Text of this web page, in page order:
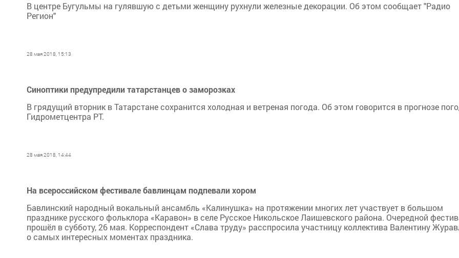
В центре Бугульмы на гулявшую с детьми женщину рухнули железные декорации. Об этом сообщает "Радио
Регион"
28 мая 2018, 15:13
Синоптики предупредили татарстанцев о заморозках
В грядущий вторник в Татарстане сохранится холодная и ветреная погода. Об этом говорится в прогнозе
Гидрометцентра РТ.
28 мая 2018, 14:44
На всероссийском фестивале бавлинцам подпевали хором
​​​​​​​Бавлинский народный вокальный ансамбль «Калинушка» на протяжении многих лет участвует в большом
празднике русского фольклора «Каравон» в селе Русское Никольское Лаишевского района. Очередной
прошёл в субботу, 26 мая. Корреспондент «Слава труду» расспросила участницу коллектива Валентину
о самых интересных моментах праздника.